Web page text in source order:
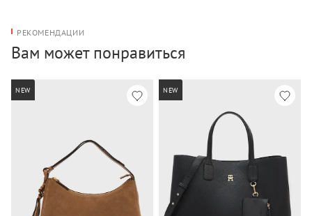
РЕКОМЕНДАЦИИ
Вам может понравиться
NEW NEW